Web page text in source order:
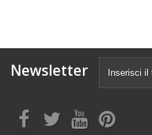
Newsletter